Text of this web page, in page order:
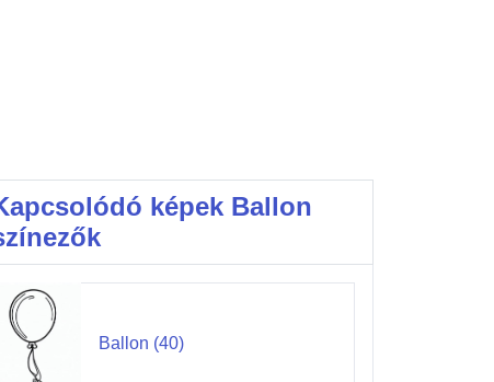
képek Ballon
Ballon (40)